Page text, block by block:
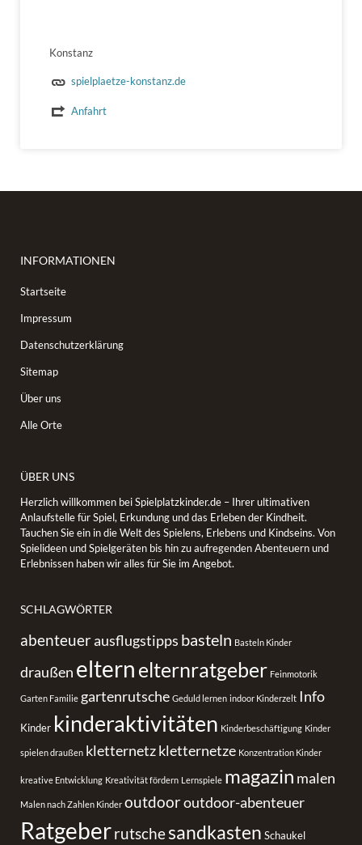
Konstanz
spielplaetze-konstanz.de
Anfahrt
INFORMATIONEN
Startseite
Impressum
Datenschutzerklärung
Sitemap
Über uns
Alle Orte
ÜBER UNS
Herzlich willkommen bei Spielplatzkinder.de – Ihrer ultimativen
Anlaufstelle für Spiel, Erkundung und das Erleben der Kindheit.
Tauchen Sie ein in die Welt des Spielens, Erlebens und Kindseins. Von
Spielideen und Spielgeräten bis hin zu aufregenden Abenteuern und
Erlebnissen haben wir alles für Sie im Angebot.
SCHLAGWÖRTER
abenteuerausflugstipps basteln Basteln Kinder
draußen eltern elternratgeber Feinmotorik
Garten Familie gartenrutsche Geduld lernen indoor Kinderzelt Info
Kinder kinderaktivitäten Kinderbeschäftigung Kinder
spielen draußen kletternetzkletternetze Konzentration Kinder
kreative Entwicklung Kreativität fördern Lernspiele magazin malen
Malen nach Zahlen Kinder outdooroutdoor-abenteuer
Ratgeberrutschesandkasten Schaukel